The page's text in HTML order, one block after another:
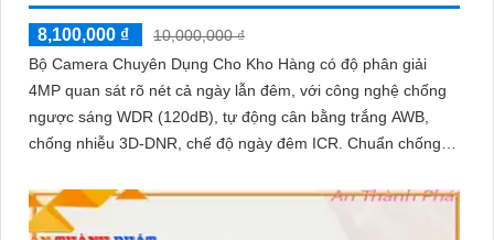
8,100,000 ₫
10,000,000 ₫
Bộ Camera Chuyên Dụng Cho Kho Hàng có độ phân giải
4MP quan sát rõ nét cả ngày lẫn đêm, với công nghệ chống
ngược sáng WDR (120dB), tự động cân bằng trắng AWB,
chống nhiễu 3D-DNR, chế độ ngày đêm ICR. Chuẩn chống
nghiệt